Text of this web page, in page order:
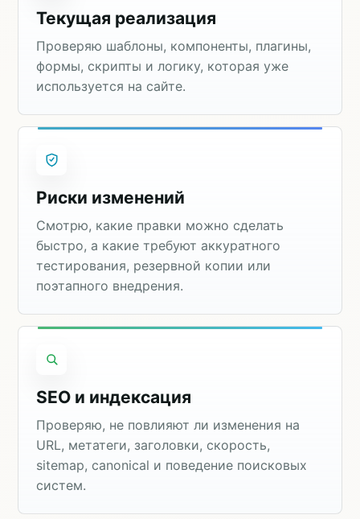
Текущая реализация
Проверяю шаблоны, компоненты, плагины,
формы, скрипты и логику, которая уже
используется на сайте.
Риски изменений
Смотрю, какие правки можно сделать
быстро, а какие требуют аккуратного
тестирования, резервной копии или
поэтапного внедрения.
SEO и индексация
Проверяю, не повлияют ли изменения на
URL, метатеги, заголовки, скорость,
sitemap, canonical и поведение поисковых
систем.